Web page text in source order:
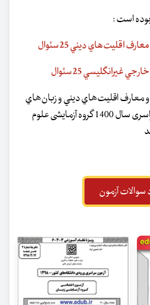
است :
معارف اقليت‌هاي ديني و زبان‌هاي
خارجي غيرانگليسي کنکور سراسری سال 1400 گروه آزمایشی علوم
سوالات آزمون